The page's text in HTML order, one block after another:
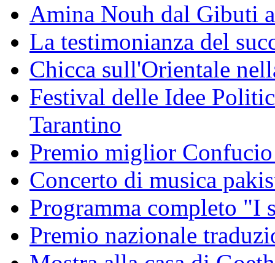
Amina Nouh dal Gibuti
La testimonianza del
Chicca sull'Orientale
Festival delle Idee
Tarantino
Premio miglior
Concerto di musica
Programma completo "I
Premio nazionale